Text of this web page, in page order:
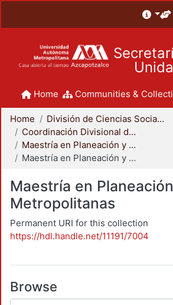
Home Communities &
Home
División de Ciencias Sociales y Humanidades
Coordinación Divisional de Posgrado
Maestría en Planeación y Políticas Metropolitanas
Maestría en Planeación y Políticas Metropolitanas
Maestría en
Metropolitanas
Permanent URI for this collection
https://hdl.handle.net/11191/7004
Browse